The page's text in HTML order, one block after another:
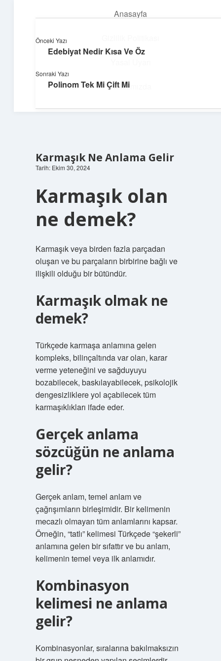
Anasayfa
Hakkımızda
Teknoloji ve Aşk
Dijital dünyada keyifli bir macera!
Karmaşık Ne Anlama Gelir
Tarih: Ekim 30, 2024
Karmaşık olan
ne demek?
Karmaşık veya birden fazla parçadan
oluşan ve bu parçaların birbirine bağlı ve
ilişkili olduğu bir bütündür.
Karmaşık olmak ne
demek?
Türkçede karmaşa anlamına gelen
kompleks, bilinçaltında var olan, karar
verme yeteneğini ve sağduyuyu
bozabilecek, baskılayabilecek, psikolojik
dengesizliklere yol açabilecek tüm
karmaşıklıkları ifade eder.
Gerçek anlama
sözcüğün ne anlama
gelir?
Gerçek anlam, temel anlam ve
çağrışımların birleşimidir. Bir kelimenin
mecazlı olmayan tüm anlamlarını kapsar.
Örneğin, “tatlı” kelimesi Türkçede “şekerli”
anlamına gelen bir sıfattır ve bu anlam,
kelimenin temel veya ilk anlamıdır.
Kombinasyon
kelimesi ne anlama
gelir?
Kombinasyonlar, sıralarına bakılmaksızın
Önceki Yazı
Edebiyat Nedir Kısa Ve Öz
Sonraki Yazı
Polinom Tek Mi Çift Mi